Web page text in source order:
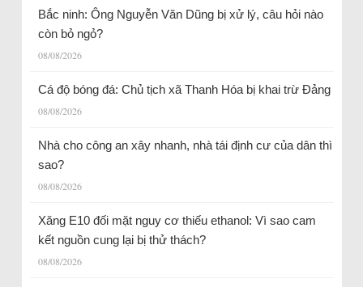
Bắc ninh: Ông Nguyễn Văn Dũng bị xử lý, câu hỏi nào
còn bỏ ngỏ?
08/08/2026
Cá độ bóng đá: Chủ tịch xã Thanh Hóa bị khai trừ Đảng
08/08/2026
Nhà cho công an xây nhanh, nhà tái định cư của dân thì
sao?
08/08/2026
Xăng E10 đối mặt nguy cơ thiếu ethanol: Vì sao cam
kết nguồn cung lại bị thử thách?
08/08/2026